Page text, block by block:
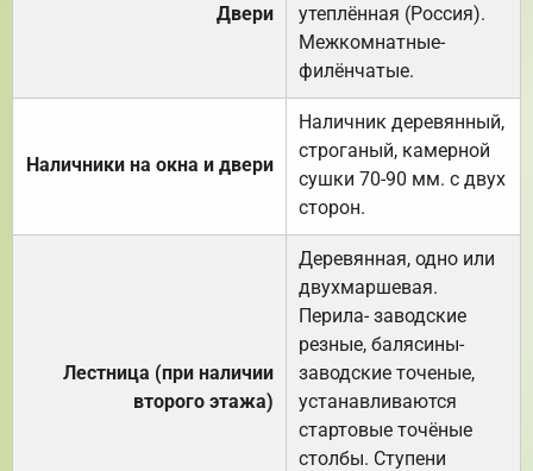
Двери
утеплённая (Россия).
Межкомнатные-
филёнчатые.
Наличники на окна и двери
Наличник деревянный,
строганый, камерной
сушки 70-90 мм. с двух
сторон.
Лестница (при наличии
второго этажа)
Деревянная, одно или
двухмаршевая.
Перила- заводские
резные, балясины-
заводские точеные,
устанавливаются
стартовые точёные
столбы. Ступени